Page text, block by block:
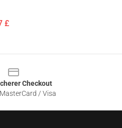
£
Checkout
/ Visa